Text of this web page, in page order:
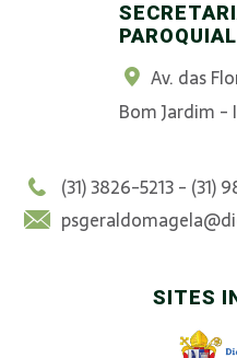
PAROQUIAL
Av. das
Bom Jardim -
(31) 3826-5213 - (31)
SITES